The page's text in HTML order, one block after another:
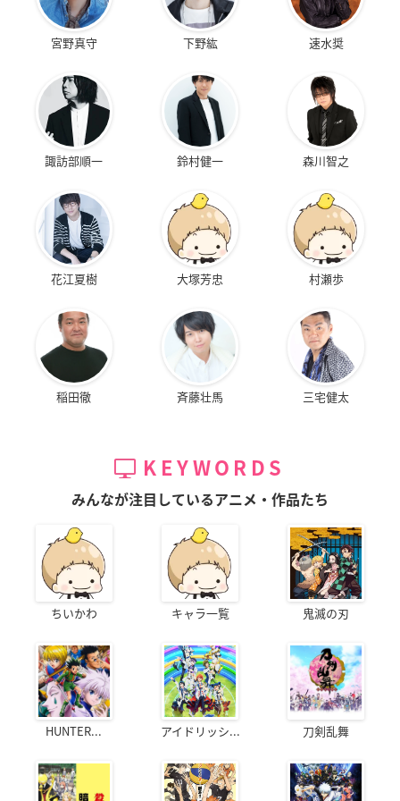
宮野真守 下野紘 速水奨
諏訪部順一 鈴村健一 森川智之
花江夏樹 大塚芳忠 村瀬歩
稲田徹 斉藤壮馬 三宅健太
KEYWORDS
みんなが注目しているアニメ・作品たち
ちいかわ キャラ一覧 鬼滅の刃
HUNTER... アイドリッシ... 刀剣乱舞